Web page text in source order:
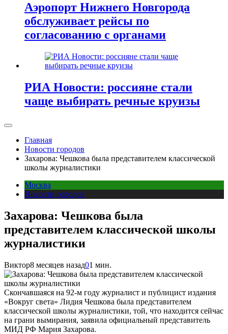
Аэропорт Нижнего Новгорода
обслуживает рейсы по
согласованию c органами
РИА Новости: россияне стали
чаще выбирать речные круизы
Главная
Новости городов
Захарова: Чешкова была представителем классической
школы журналистики
Москва
Новости городов
Захарова: Чешкова была
представителем классической школы
журналистики
Виктор8 месяцев назад01 мин.
Скончавшаяся на 92-м году журналист и публицист издания
«Вокруг света» Лидия Чешкова была представителем
классической школы журналистики, той, что находится сейчас
на грани вымирания, заявила официальный представитель
МИД РФ Мария Захарова.